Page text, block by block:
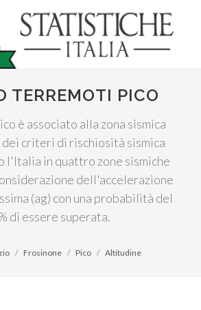
TERREMOTI PICO
è associato alla zona sismica
dei criteri di rischiosità sismica
l'Italia in quattro zone sismiche
dell'accelerazione
(ag) con una probabilità del
di essere superata.
Frosinone Pico Altitudine